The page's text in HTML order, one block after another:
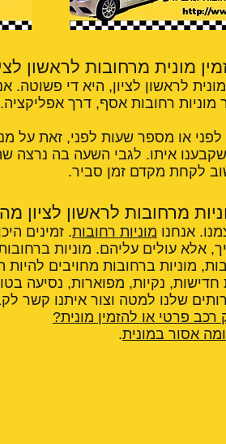
מונית מרחובות לראשון
לראשון לציון, היא די פשוטה.
מוניות רחובות אסף, דרך
לפני או מספר שעות לפני, זאת על
שקבענו איתו. לגבי השעה בה נרצה
לקחת מקדם זמן סביר.
מרחובות לראשון לציון
אנחנו מוניות רחובות. זמינים
אלא עולים עליהם. מוניות
מוניות ברחובות מחויבים
חדישות, נקיות, מפוארות, נסיעה
שלנו למטה וצור איתנו קשר
רכב פרטי או להזמין מונית?
אסור במונית.